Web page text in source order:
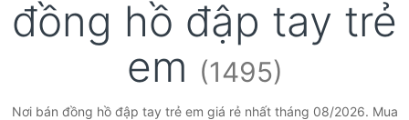
đồng hồ đập tay trẻ
em (1495)
Nơi bán đồng hồ đập tay trẻ em giá rẻ nhất tháng 08/2026. Mua